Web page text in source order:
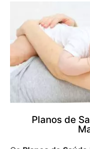
Planos de